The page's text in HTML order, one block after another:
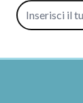
Indirizzo e-mail